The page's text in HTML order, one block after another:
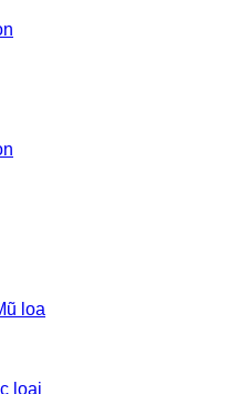
loa
loại